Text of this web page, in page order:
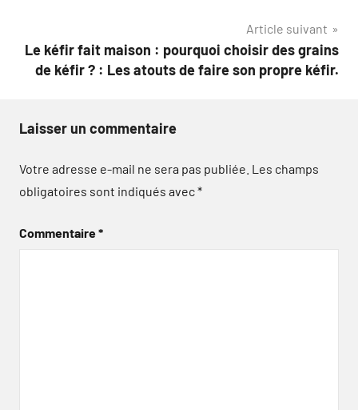
Article suivant
Le kéfir fait maison : pourquoi choisir des grains
de kéfir ? : Les atouts de faire son propre kéfir.
Laisser un commentaire
Votre adresse e-mail ne sera pas publiée. Les champs
obligatoires sont indiqués avec*
Commentaire*